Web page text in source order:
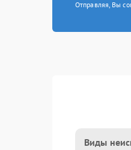
Отправляя, Вы
Виды